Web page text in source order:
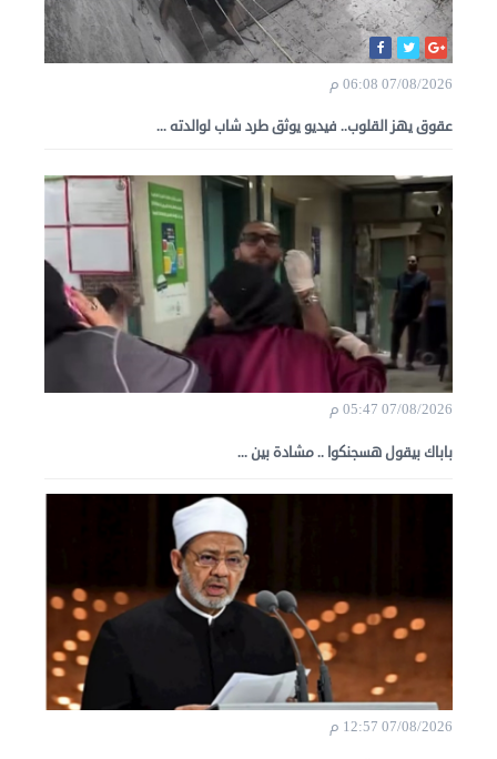
07/08/2026 06:08 م
عقوق يهز القلوب.. فيديو يوثق طرد شاب لوالدته ...
07/08/2026 05:47 م
باباك بيقول هسجنكوا .. مشادة بين ...
07/08/2026 12:57 م